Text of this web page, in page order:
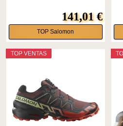
141,01 €
TOP Salomon
TOP VENTAS